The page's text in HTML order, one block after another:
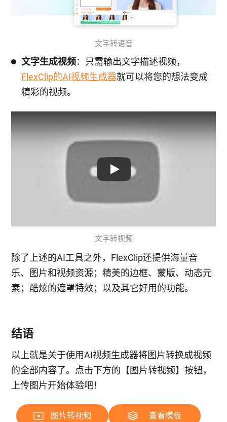
文字转语音
文字生成视频：只需输出文字描述视频，
FlexClip的AI视频生成器就可以将您的想法变成
精彩的视频。
Play: Keynote (Google I/O '18)
文字转视频
除了上述的AI工具之外，FlexClip还提供海量音
乐、图片和视频资源；精美的边框、蒙版、动态元
素；酷炫的遮罩特效；以及其它好用的功能。
结语
以上就是关于使用AI视频生成器将图片转换成视频
的全部内容了。点击下方的【图片转视频】按钮，
上传图片开始体验吧！
图片转视频 查看模板